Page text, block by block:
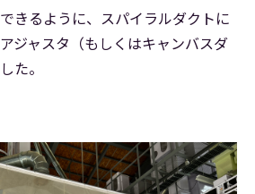
きるように、スパイラルダクトに
ジャスタ（もしくはキャンバスダ
た。